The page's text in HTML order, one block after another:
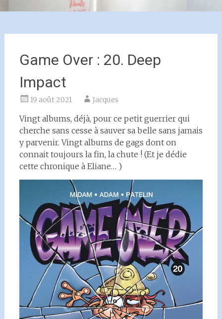
Game Over : 20. Deep
Impact
19 août 2021 Jacques
Vingt albums, déjà, pour ce petit guerrier qui
cherche sans cesse à sauver sa belle sans jamais
y parvenir. Vingt albums de gags dont on
connait toujours la fin, la chute ! (Et je dédie
cette chronique à Eliane… )